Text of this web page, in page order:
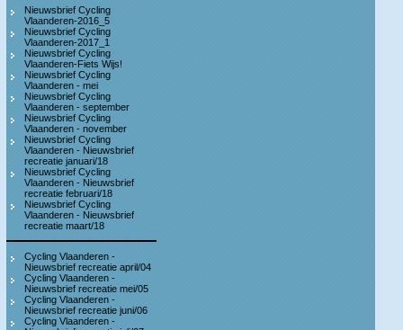
Nieuwsbrief Cycling
Vlaanderen-2016_5
Nieuwsbrief Cycling
Vlaanderen-2017_1
Nieuwsbrief Cycling
Vlaanderen-Fiets Wijs!
Nieuwsbrief Cycling
Vlaanderen - mei
Nieuwsbrief Cycling
Vlaanderen - september
Nieuwsbrief Cycling
Vlaanderen - november
Nieuwsbrief Cycling
Vlaanderen - Nieuwsbrief
recreatie januari/18
Nieuwsbrief Cycling
Vlaanderen - Nieuwsbrief
recreatie februari/18
Nieuwsbrief Cycling
Vlaanderen - Nieuwsbrief
recreatie maart/18
Cycling Vlaanderen -
Nieuwsbrief recreatie april/04
Cycling Vlaanderen -
Nieuwsbrief recreatie mei/05
Cycling Vlaanderen -
Nieuwsbrief recreatie juni/06
Cycling Vlaanderen -